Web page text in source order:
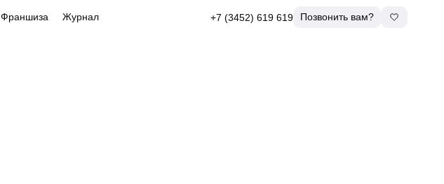
Франшиза Журнал +7 (3452) 619 619 Позвонить вам?